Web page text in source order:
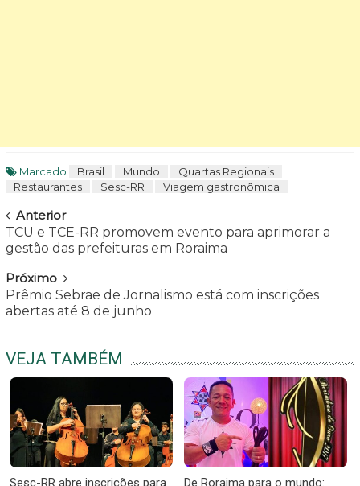
Marcado Brasil Mundo
Quartas Regionais
Restaurantes
Sesc-RR Viagem gastronômica
Navegar
Anterior
TCU e TCE-RR promovem evento para aprimorar a
gestão das prefeituras em Roraima
Próximo
Prêmio Sebrae de Jornalismo está com inscrições
abertas até 8 de junho
VEJA TAMBÉM
Sesc-RR abre inscrições para De Roraima para o mundo: